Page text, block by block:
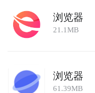
浏览器
21.1MB
浏览器
61.39MB